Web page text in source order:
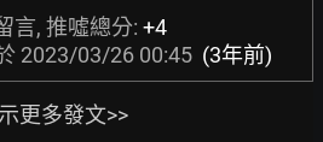
言, 推噓總分: +4
2023/03/26 00:45 (3年前)
更多發文>>